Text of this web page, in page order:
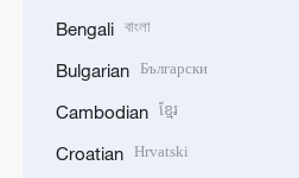
Bengali বাংলা
Bulgarian Български
Cambodian ខ្មែរ
Croatian Hrvatski